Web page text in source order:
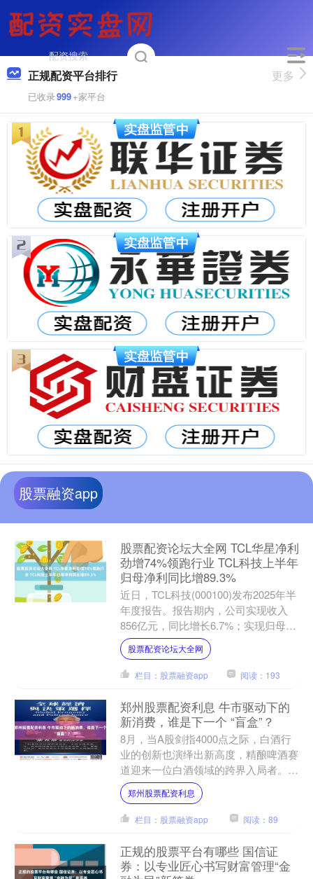
正规配资平台排行
已收录999+家平台
更多
股票融资app
股票配资论坛大全网 TCL华星净利
劲增74%领跑行业 TCL科技上半年
归母净利同比增89.3%
近日，TCL科技(000100)发布2025年半
年度报告。报告期内，公司实现收入
856亿元，同比增长6.7%；实现归母净
利润18.8亿元，同比增长89.3%；实....
股票配资论坛大全网
栏目：股票融资app 阅读：193
郑州股票配资利息 牛市驱动下的
新消费，谁是下一个 “盲盒”？
8月，当A股剑指4000点之际，白酒行
业的创新也演绎出新高度，精酿啤酒赛
道迎来一位白酒领域的跨界入局者。珍
酒李渡集团董事长吴向东，正用一瓶牛
市啤酒撬动消费新赛道....
郑州股票配资利息
栏目：股票融资app 阅读：89
正规的股票平台有哪些 国信证
券：以专业匠心书写财富管理“金